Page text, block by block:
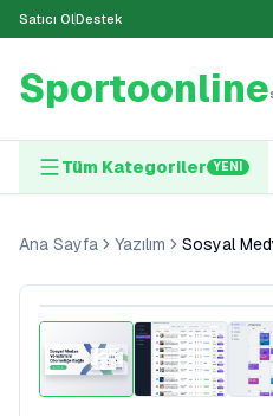
Satıcı OlDestek
Sportoonline
Tüm Kategoriler YENI
Ana Sayfa Yazılım Sosyal
Sporcunun Seçimi